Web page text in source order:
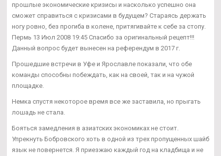
прошлые экономические кризисы и насколько успешно она
сможет справиться с кризисами в будущем? Стараясь держать
ногу ровно, без прогиба в колене, притягивайте к себе за стопу.
Пермь 13 Июл 2008 19:45 Спасибо за оригинальный рецепт!!!
Данный вопрос будет вынесен на референдум в 2017 г.
Прошедшие встречи в Уфе и Ярославле показали, что обе
команды способны побеждать, как на своей, так и на чужой
площадке.
Немка спустя некоторое время все же заставила, но прыгать
лошадь не стала.
Бояться замедления в азиатских экономиках не стоит.
Упрекнуть Бобровского хоть в одной из трех пропущенных шайб
язык не повернется. Я приезжаю каждый год на кладбища и не